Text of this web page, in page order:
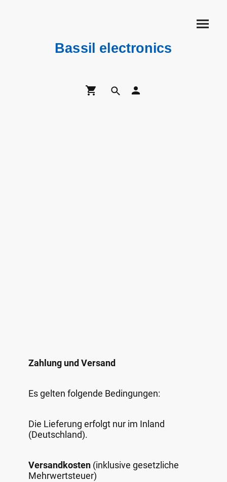
Bassil electronics
Zahlung und Versand
Es gelten folgende Bedingungen:
Die Lieferung erfolgt nur im Inland
(Deutschland).
Versandkosten (inklusive gesetzliche
Mehrwertsteuer)